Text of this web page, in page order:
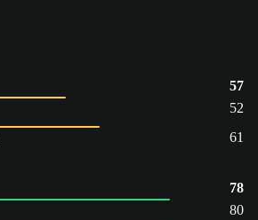
57
52
61
78
80